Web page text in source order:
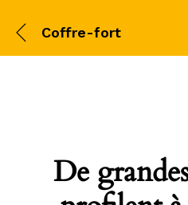
Coffre-fort
De